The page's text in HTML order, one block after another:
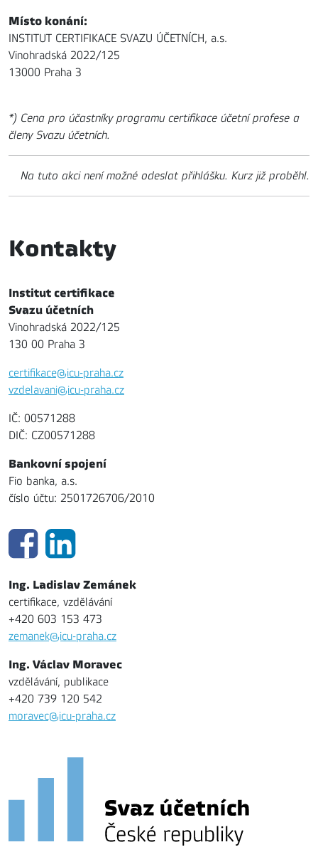
Místo konání:
INSTITUT CERTIFIKACE SVAZU ÚČETNÍCH, a.s.
Vinohradská 2022/125
13000 Praha 3
*) Cena pro účastníky programu certifikace účetní profese a
členy Svazu účetních.
Na tuto akci není možné odeslat přihlášku. Kurz již proběhl.
Kontakty
Institut certifikace
Svazu účetních
Vinohradská 2022/125
130 00 Praha 3
certifikace@icu-praha.cz
vzdelavani@icu-praha.cz
IČ: 00571288
DIČ: CZ00571288
Bankovní spojení
Fio banka, a.s.
číslo účtu: 2501726706/2010
Ing. Ladislav Zemánek
certifikace, vzdělávání
+420 603 153 473
zemanek@icu-praha.cz
Ing. Václav Moravec
vzdělávání, publikace
+420 739 120 542
moravec@icu-praha.cz